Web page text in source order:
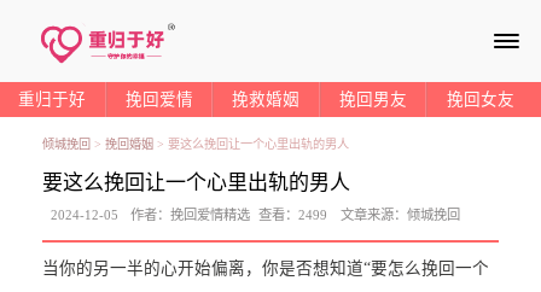
≡
重归于好 挽回爱情 挽救婚姻 挽回男友 挽回女友
倾城挽回 > 挽回婚姻 > 要这么挽回让一个心里出轨的男人
要这么挽回让一个心里出轨的男人
2024-12-05 作者：挽回爱情精选 查看：2499 文章来源： 倾城挽回
当你的另一半的心开始偏离，你是否想知道“要怎么挽回一个